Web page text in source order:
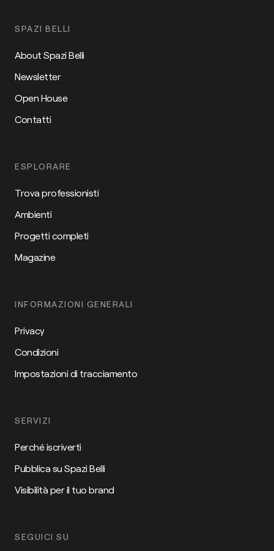
SPAZI BELLI
About Spazi Belli
Newsletter
Open House
Contatti
ESPLORARE
Trova professionisti
Ambienti
Progetti completi
Magazine
INFORMAZIONI GENERALI
Privacy
Condizioni
Impostazioni di tracciamento
SERVIZI
Perché iscriverti
Pubblica su Spazi Belli
Visibilità per il tuo brand
SEGUICI SU